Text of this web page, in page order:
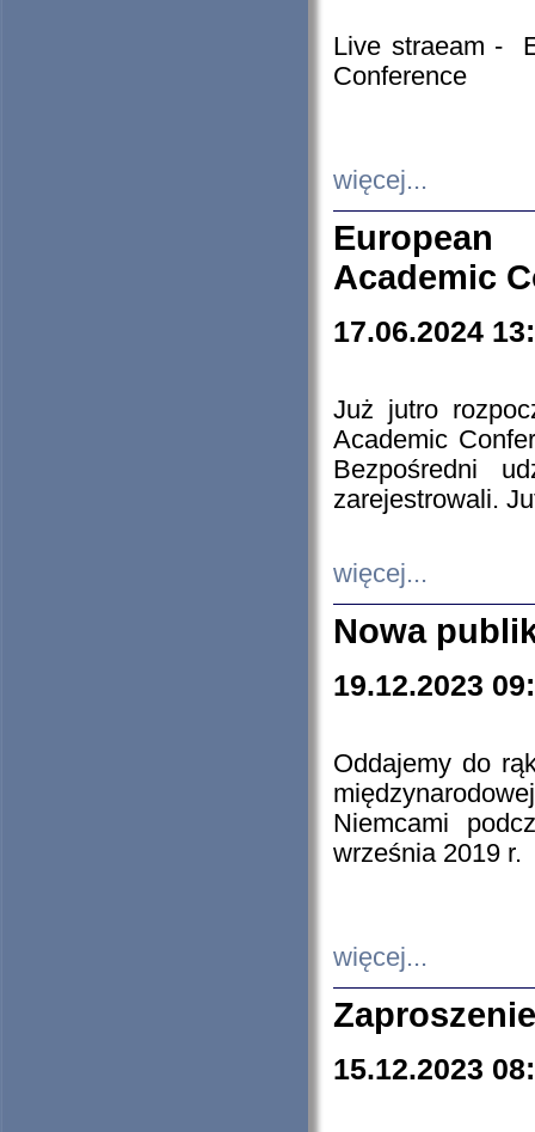
Live straeam -
Conference
więcej...
European
Academic
17.06.2024
Już jutro
Academic
Bezpośredni
zarejestrowali.
więcej...
Nowa
19.12.2023
Oddajemy do
Niemcami
września 2019 r.
więcej...
15.12.2023